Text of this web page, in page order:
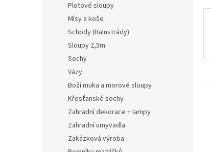
Plotové sloupy
Mísy a koše
Schody (Balustrády)
Sloupy 2,5m
Sochy
Vázy
Boží muka a morové sloupy
Křesťanské sochy
Zahradní dekorace + lampy
Zahradní umyvadla
Zakázková výroba